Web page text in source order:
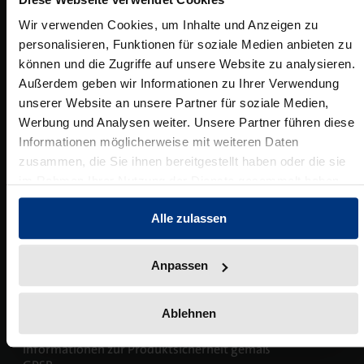
Wir verwenden Cookies, um Inhalte und Anzeigen zu
personalisieren, Funktionen für soziale Medien anbieten zu
können und die Zugriffe auf unsere Website zu analysieren.
Außerdem geben wir Informationen zu Ihrer Verwendung
unserer Website an unsere Partner für soziale Medien,
Werbung und Analysen weiter. Unsere Partner führen diese
Informationen möglicherweise mit weiteren Daten
zusammen, die Sie ihnen bereitgestellt haben oder die sie
Alle zulassen
Anpassen
Ablehnen
Ansprechpartner:innen
Das Lektorat
News
Neuigkeiten & Aktuelles
Karriere
Ihre Einstiegsmöglichkeiten
Termine
Rechtswissenschaft
Sozialwissenschaften
Geisteswissenschaften
Inlibra
Wissenschaftlich publizieren
Blog
rund um Ihre Publikation
Open Access
Service
Presse
Presse & Rezensionswesen
Dozentenservice
Belegexemplar für Lehrende
Mediadaten
Werben in Fachzeitschriften
Kataloge
Aktuelle Prospekte zum Download
Shop
Podcast
Umwelt- und Klimaschutz
Datenschutz
Urheberrecht
Verlagsrichtlinien
Barrierefreiheitserklärung
Impressum
Hinweisgebersystem der Mediengruppe
C.H.BECK
Informationen zur Produktsicherheit gemäß